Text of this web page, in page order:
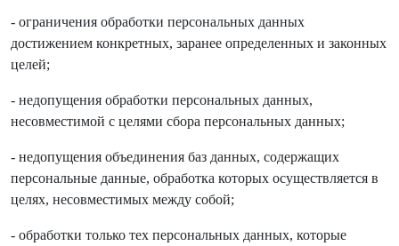
- ограничения обработки персональных данных
достижением конкретных, заранее определенных и законных
целей;
- недопущения обработки персональных данных,
несовместимой с целями сбора персональных данных;
- недопущения объединения баз данных, содержащих
персональные данные, обработка которых осуществляется в
целях, несовместимых между собой;
- обработки только тех персональных данных, которые